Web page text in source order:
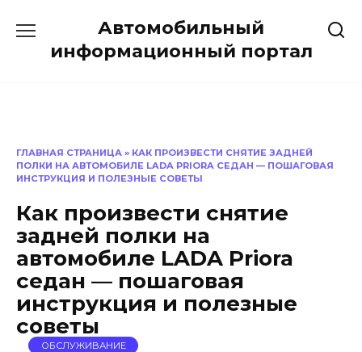
содержанию
Автомобильный
информационный портал
ГЛАВНАЯ СТРАНИЦА » КАК ПРОИЗВЕСТИ СНЯТИЕ ЗАДНЕЙ
ПОЛКИ НА АВТОМОБИЛЕ LADA PRIORA СЕДАН — ПОШАГОВАЯ
ИНСТРУКЦИЯ И ПОЛЕЗНЫЕ СОВЕТЫ
Как произвести снятие
задней полки на
автомобиле LADA Priora
седан — пошаговая
инструкция и полезные
советы
ОБСЛУЖИВАНИЕ